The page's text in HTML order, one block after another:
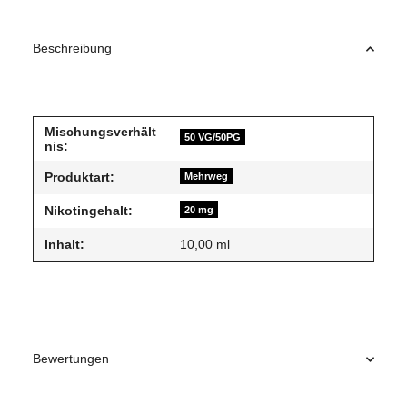
Beschreibung
Mischungsverhält
nis:
50 VG/50PG
Produktart: Mehrweg
Nikotingehalt: 20 mg
Inhalt: 10,00 ml
Bewertungen